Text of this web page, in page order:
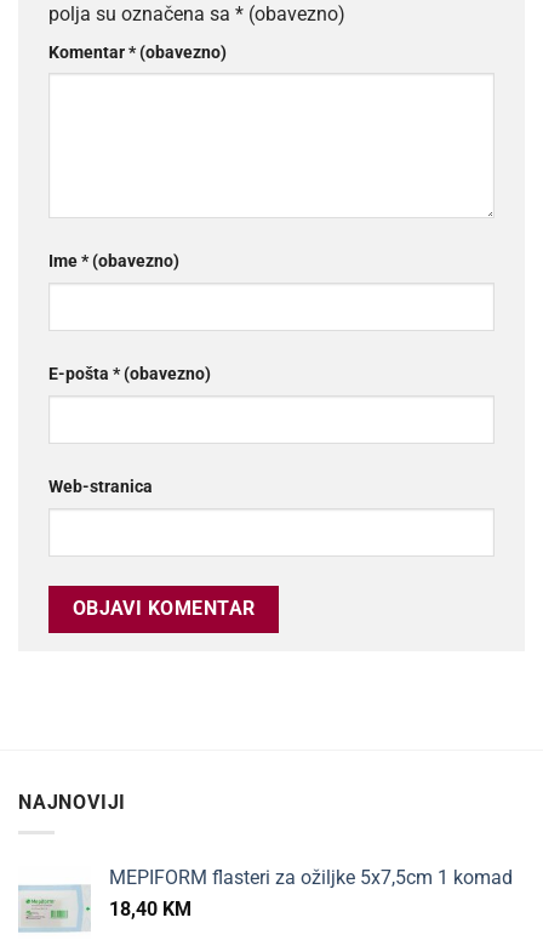
polja su označena sa * (obavezno)
Komentar* (obavezno)
Ime* (obavezno)
E-pošta * (obavezno)
Web-stranica
NAJNOVIJI
MEPIFORM flasteri za ožiljke 5x7,5cm 1 komad
18,40 KM